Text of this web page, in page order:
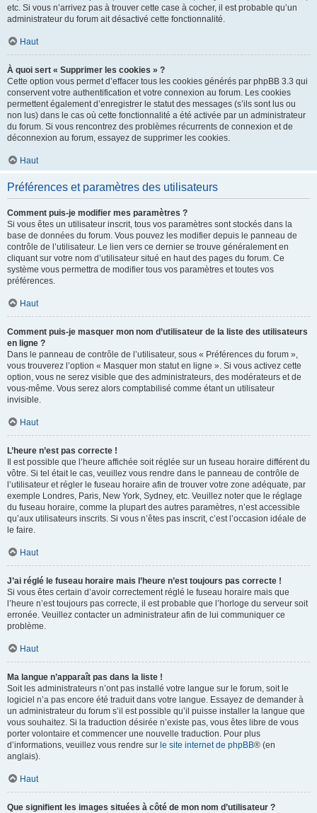
etc. Si vous n’arrivez pas à trouver cette case à cocher, il est probable qu’un
administrateur du forum ait désactivé cette fonctionnalité.
Haut
À quoi sert « Supprimer les cookies » ?
Cette option vous permet d’effacer tous les cookies générés par phpBB 3.3 qui
conservent votre authentification et votre connexion au forum. Les cookies
permettent également d’enregistrer le statut des messages (s’ils sont lus ou
non lus) dans le cas où cette fonctionnalité a été activée par un administrateur
du forum. Si vous rencontrez des problèmes récurrents de connexion et de
déconnexion au forum, essayez de supprimer les cookies.
Haut
Préférences et paramètres des utilisateurs
Comment puis-je modifier mes paramètres ?
Si vous êtes un utilisateur inscrit, tous vos paramètres sont stockés dans la
base de données du forum. Vous pouvez les modifier depuis le panneau de
contrôle de l’utilisateur. Le lien vers ce dernier se trouve généralement en
cliquant sur votre nom d’utilisateur situé en haut des pages du forum. Ce
système vous permettra de modifier tous vos paramètres et toutes vos
préférences.
Haut
Comment puis-je masquer mon nom d’utilisateur de la liste des utilisateurs
en ligne ?
Dans le panneau de contrôle de l’utilisateur, sous « Préférences du forum »,
vous trouverez l’option « Masquer mon statut en ligne ». Si vous activez cette
option, vous ne serez visible que des administrateurs, des modérateurs et de
vous-même. Vous serez alors comptabilisé comme étant un utilisateur
invisible.
Haut
L’heure n’est pas correcte !
Il est possible que l’heure affichée soit réglée sur un fuseau horaire différent du
vôtre. Si tel était le cas, veuillez vous rendre dans le panneau de contrôle de
l’utilisateur et régler le fuseau horaire afin de trouver votre zone adéquate, par
exemple Londres, Paris, New York, Sydney, etc. Veuillez noter que le réglage
du fuseau horaire, comme la plupart des autres paramètres, n’est accessible
qu’aux utilisateurs inscrits. Si vous n’êtes pas inscrit, c’est l’occasion idéale de
le faire.
Haut
J’ai réglé le fuseau horaire mais l’heure n’est toujours pas correcte !
Si vous êtes certain d’avoir correctement réglé le fuseau horaire mais que
l’heure n’est toujours pas correcte, il est probable que l’horloge du serveur soit
erronée. Veuillez contacter un administrateur afin de lui communiquer ce
problème.
Haut
Ma langue n’apparaît pas dans la liste !
Soit les administrateurs n’ont pas installé votre langue sur le forum, soit le
logiciel n’a pas encore été traduit dans votre langue. Essayez de demander à
un administrateur du forum s’il est possible qu’il puisse installer la langue que
vous souhaitez. Si la traduction désirée n’existe pas, vous êtes libre de vous
porter volontaire et commencer une nouvelle traduction. Pour plus
d’informations, veuillez vous rendre sur le site internet de phpBB® (en
anglais).
Haut
Que signifient les images situées à côté de mon nom d’utilisateur ?